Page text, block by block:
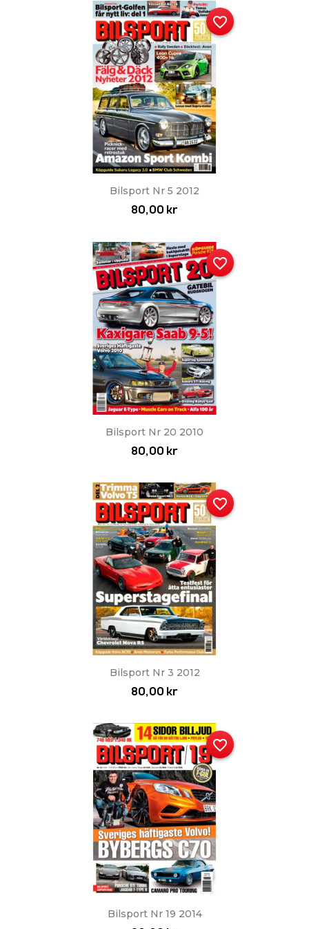
Bilsport Nr 5 2012
80,00 kr
favorite_border
Bilsport Nr 20 2010
80,00 kr
favorite_border
Bilsport Nr 3 2012
80,00 kr
favorite_border
Bilsport Nr 19 2014
favorite_border